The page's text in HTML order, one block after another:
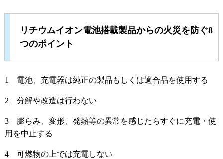
リチウムイオン電池搭載製品からの火災を防ぐ8
つのポイント
1 電池、充電器は純正の製品もしくは適合品を使用する
2 分解や改造は行わない
3 膨らみ、変形、発熱等の異常を感じたらすぐに充電・使
用を中止する
4 可燃物の上では充電しない